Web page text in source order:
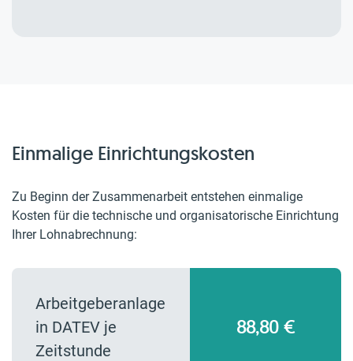
Einmalige Einrichtungskosten
Zu Beginn der Zusammenarbeit entstehen einmalige
Kosten für die technische und organisatorische Einrichtung
Ihrer Lohnabrechnung:
Arbeitgeberanlage
in DATEV je
Zeitstunde
88,80 €